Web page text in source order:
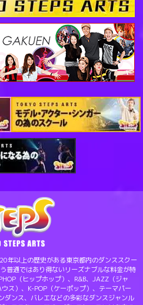
年以上の歴史がある東京都内のダンススクー
普通ではあり得ないリーズナブルな料金が特
（ヒップホップ）、R&B、JAZZ（ジャ
ス）、K-POP（ケーポップ）、テーマパー
ダンス、バレエなどの多彩なダンスジャンル